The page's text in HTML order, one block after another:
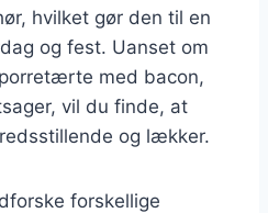
hvilket gør den til en
og fest. Uanset om
med bacon,
vil du finde, at
og lækker.
forskellige